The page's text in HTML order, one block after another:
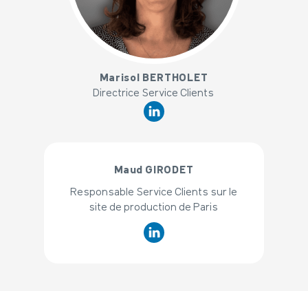
Marisol BERTHOLET
Directrice Service Clients
Maud GIRODET
Responsable Service Clients sur le
site de production de Paris